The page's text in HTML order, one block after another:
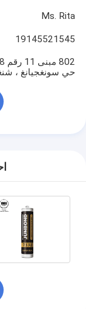
Ms. Rita
19145521545
حي سونغجيانغ ،